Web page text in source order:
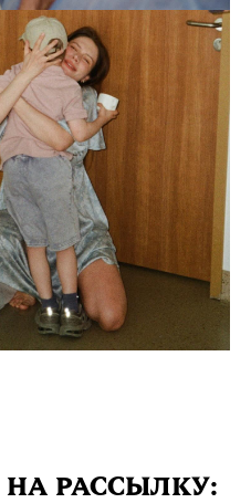
НА РАССЫЛКУ: